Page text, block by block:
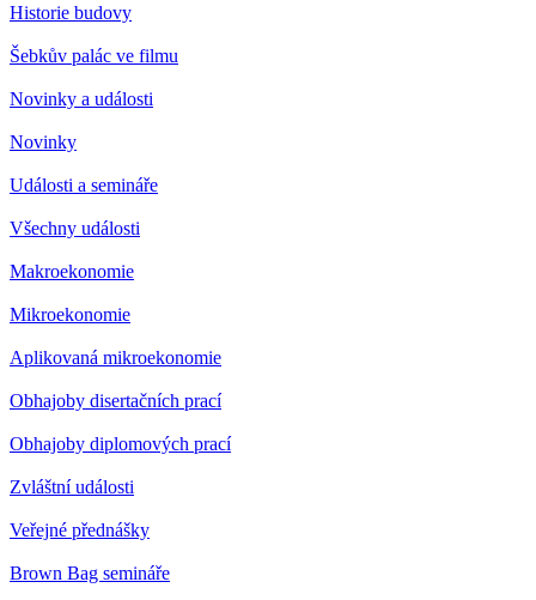
Historie budovy
Šebkův palác ve filmu
Novinky a události
Novinky
Události a semináře
Všechny události
Makroekonomie
Mikroekonomie
Aplikovaná mikroekonomie
Obhajoby disertačních prací
Obhajoby diplomových prací
Zvláštní události
Veřejné přednášky
Brown Bag semináře